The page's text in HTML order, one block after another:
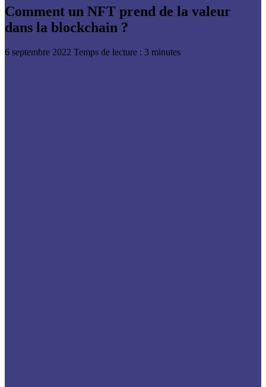
Comment un NFT prend de la valeur
dans la blockchain ?
6 septembre 2022 Temps de lecture : 3 minutes